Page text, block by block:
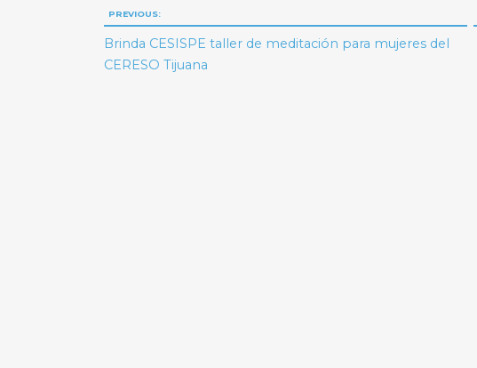
Navegación
de
PREVIOUS:
Brinda CESISPE taller de meditación para mujeres del
CERESO Tijuana